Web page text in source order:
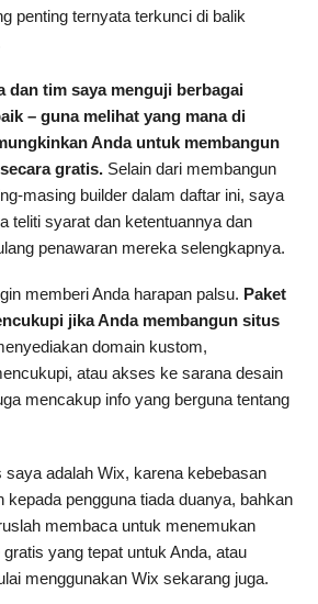
penting ternyata terkunci di balik
dan tim saya menguji berbagai
– guna melihat yang mana di
Anda untuk membangun
gratis. Selain dari membangun
masing builder dalam daftar ini, saya
teliti syarat dan ketentuannya dan
penawaran mereka selengkapnya.
memberi Anda harapan palsu. Paket
jika Anda membangun situs
domain kustom,
atau akses ke sarana desain
mencakup info yang berguna tentang
saya adalah Wix, karena kebebasan
kepada pengguna tiada duanya, bahkan
membaca untuk menemukan
yang tepat untuk Anda, atau
menggunakan Wix sekarang juga.